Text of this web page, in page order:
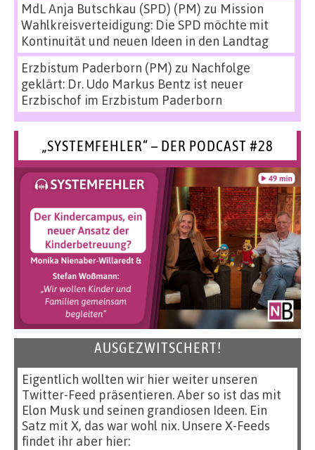
MdL Anja Butschkau (SPD) (PM) zu Mission
Wahlkreisverteidigung: Die SPD möchte mit
Kontinuität und neuen Ideen in den Landtag
Erzbistum Paderborn (PM) zu Nachfolge
geklärt: Dr. Udo Markus Bentz ist neuer
Erzbischof im Erzbistum Paderborn
„SYSTEMFEHLER“ – DER PODCAST #28
AUSGEZWITSCHERT!
Eigentlich wollten wir hier weiter unseren
Twitter-Feed präsentieren. Aber so ist das mit
Elon Musk und seinen grandiosen Ideen. Ein
Satz mit X, das war wohl nix. Unsere X-Feeds
findet ihr aber hier: